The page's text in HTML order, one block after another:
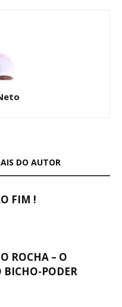
DO AUTOR
FIM !
ROCHA – O
BICHO-PODER